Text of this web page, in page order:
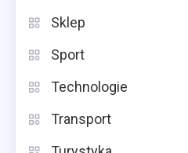
Sklep
Sport
Technologie
Transport